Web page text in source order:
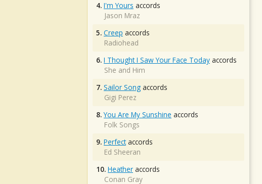
4. I'm Yours accords
Jason Mraz
5. Creep accords
Radiohead
6. I Thought I Saw Your Face Today accords
She and Him
7. Sailor Song accords
Gigi Perez
8. You Are My Sunshine accords
Folk Songs
9. Perfectaccords
Ed Sheeran
10. Heather accords
Conan Gray